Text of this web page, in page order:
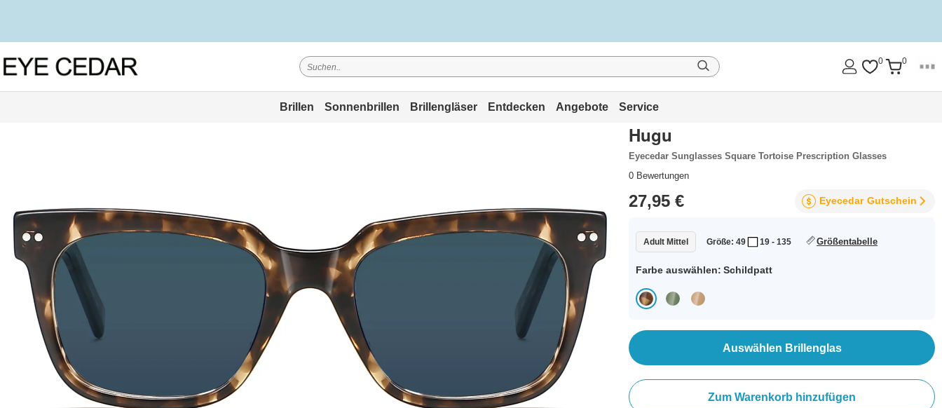
0 0
Brillen Sonnenbrillen Brillengläser Entdecken Angebote Service
Hugu
Eyecedar Sunglasses Square Tortoise Prescription Glasses
0 Bewertungen
27,95 € Eyecedar Gutschein
Adult Mittel Größe: 49 19 - 135 Größentabelle
Farbe auswählen: Schildpatt
Auswählen Brillenglas
Zum Warenkorb hinzufügen